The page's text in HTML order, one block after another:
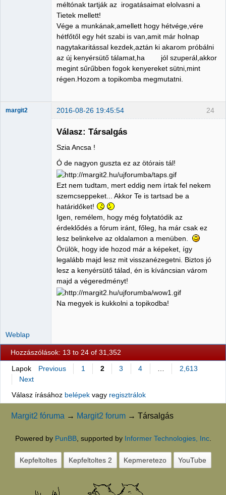
méltónak tartják az irogatásaimat elolvasni a
Tietek mellett!
Vége a munkának,amellett hogy hétvége,vére
hétfőtől egy hét szabi is van,amit már holnap
nagytakaritással kezdek,aztán ki akarom próbálni
az új kenyérsütő tálamat,ha jól szuperál,akkor
megint sűrűbben fogok kenyereket sütni,mint
régen.Hozom a topikomba megmutatni.
24
margit2 2016-08-26 19:45:54
Válasz: Társalgás
Szia Ancsa !
Ó de nagyon guszta ez az ötórais tál!
Ezt nem tudtam, mert eddig nem írtak fel nekem
szemcseppeket... Akkor Te is tartsad be a
határidőket!
Igen, remélem, hogy még folytatódik az
érdeklődés a fórum iránt, főleg, ha már csak ez
lesz belinkelve az oldalamon a menüben.
Örülök, hogy ide hozod már a képeket, így
legalább majd lesz mit visszanézegetni. Biztos jó
lesz a kenyérsütő tálad, én is kíváncsian várom
majd a végeredményt!
Na megyek is kukkolni a topikodba!
Weblap
Hozzászólások: 13 to 24 of 31,352
Lapok Previous 1 2 3 4 …
2,613
Next
Válasz írásához belépekvagy regisztrálok
Margit2 fóruma → Margit2 forum →Társalgás
Powered by PunBB, supported by Informer Technologies, Inc.